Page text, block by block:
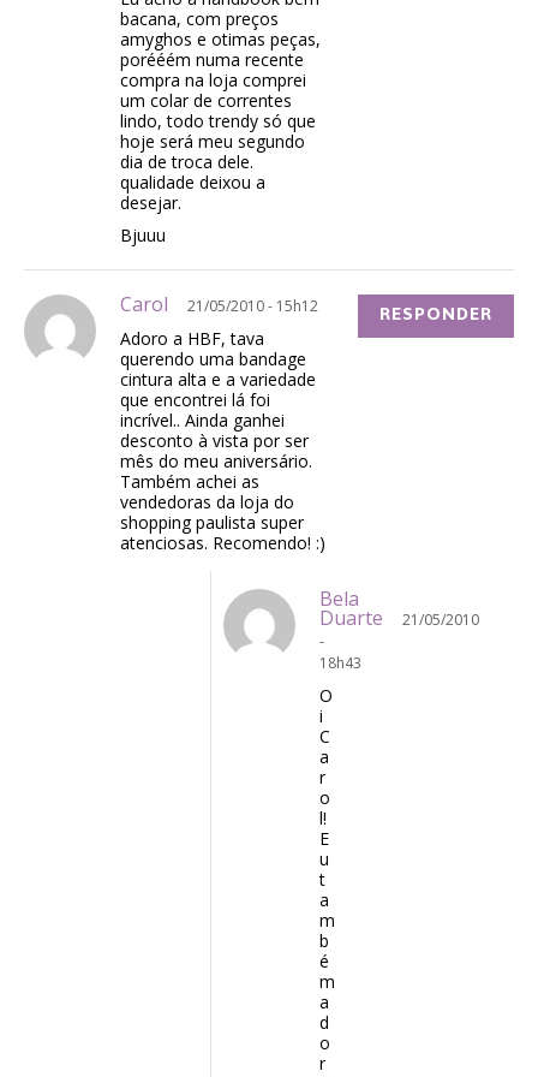
bacana, com preços
amyghos e otimas peças,
porééém numa recente
compra na loja comprei
um colar de correntes
lindo, todo trendy só que
hoje será meu segundo
dia de troca dele.
qualidade deixou a
desejar.
Bjuuu
Carol 21/05/2010 - 15h12
Adoro a HBF, tava
querendo uma bandage
cintura alta e a variedade
que encontrei lá foi
incrível.. Ainda ganhei
desconto à vista por ser
mês do meu aniversário.
Também achei as
vendedoras da loja do
shopping paulista super
atenciosas. Recomendo! :)
RESPONDER
Bela
Duarte
21/05/2010
-
18h43
O
i
C
a
r
o
l!
E
u
t
a
m
b
é
m
a
d
o
r